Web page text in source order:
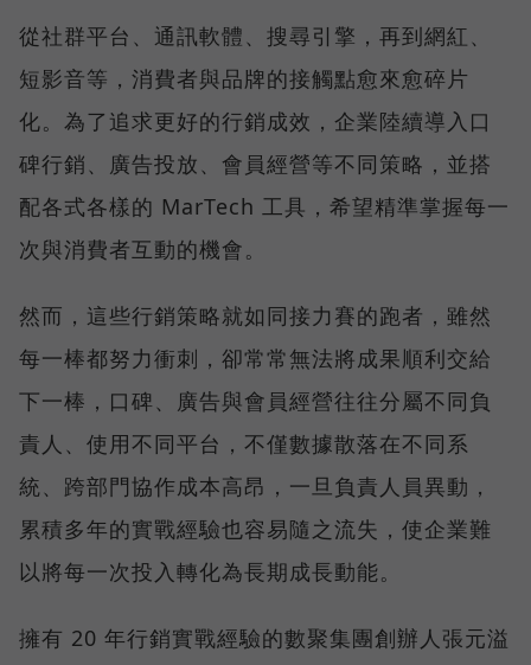
從社群平台、通訊軟體、搜尋引擎，再到網紅、
短影音等，消費者與品牌的接觸點愈來愈碎片
化。為了追求更好的行銷成效，企業陸續導入口
碑行銷、廣告投放、會員經營等不同策略，並搭
配各式各樣的 MarTech 工具，希望精準掌握每一
次與消費者互動的機會。
然而，這些行銷策略就如同接力賽的跑者，雖然
每一棒都努力衝刺，卻常常無法將成果順利交給
下一棒，口碑、廣告與會員經營往往分屬不同負
責人、使用不同平台，不僅數據散落在不同系
統、跨部門協作成本高昂，一旦負責人員異動，
累積多年的實戰經驗也容易隨之流失，使企業難
以將每一次投入轉化為長期成長動能。
擁有 20 年行銷實戰經驗的數聚集團創辦人張元溢